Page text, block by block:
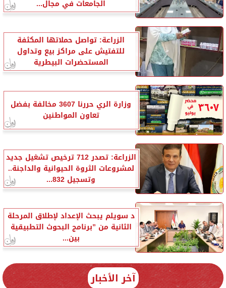
الجامعات في مجال...
الزراعة: تواصل حملاتها المكثفة
للتفتيش على مراكز بيع وتداول
المستحضرات البيطرية
وزارة الري حررنا 3607 مخالفة بفضل
تعاون المواطنين
الزراعة: تصدر 712 ترخيص تشغيل جديد
لمشروعات الثروة الحيوانية والداجنة..
وتسجيل 832...
د سويلم يبحث الإعداد لإطلاق المرحلة
الثانية من ”برنامج البحوث التطبيقية
بين...
آخر الأخبار